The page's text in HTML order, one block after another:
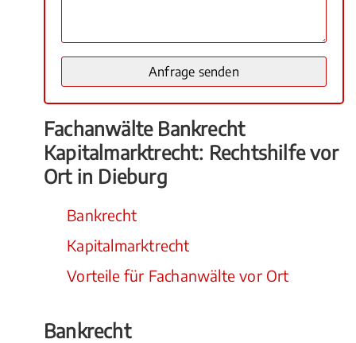
Fachanwälte Bankrecht
Kapitalmarktrecht: Rechtshilfe vor
Ort in Dieburg
Bankrecht
Kapitalmarktrecht
Vorteile für Fachanwälte vor Ort
Bankrecht